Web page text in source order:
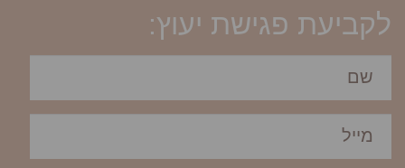
לקביעת פגישת יעוץ: